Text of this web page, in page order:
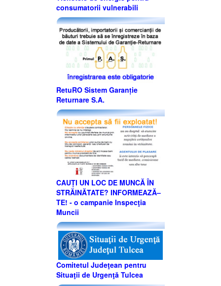
consumatorii vulnerabili
RetuRO Sistem Garanție
Returnare S.A.
CAUȚI UN LOC DE MUNCĂ ÎN
STRĂINĂTATE? INFORMEAZĂ–
TE! - o campanie Inspecţia
Muncii
Comitetul Judeţean pentru
Situaţii de Urgenţă Tulcea